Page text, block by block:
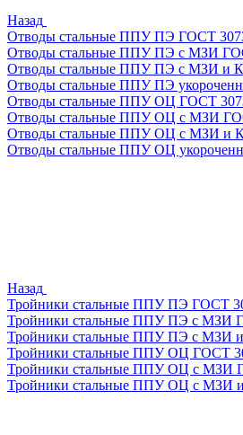
Назад
Отводы стальные ППУ ПЭ ГОСТ
Отводы стальные ППУ ПЭ с МЗИ
Отводы стальные ППУ ПЭ с МЗИ и
Отводы стальные ППУ ПЭ
Отводы стальные ППУ ОЦ ГОСТ
Отводы стальные ППУ ОЦ с МЗИ
Отводы стальные ППУ ОЦ с МЗИ и
Отводы стальные ППУ ОЦ
Назад
Тройники стальные ППУ ПЭ ГОСТ
Тройники стальные ППУ ПЭ с МЗИ
Тройники стальные ППУ ПЭ с МЗИ
Тройники стальные ППУ ОЦ ГОСТ
Тройники стальные ППУ ОЦ с МЗИ
Тройники стальные ППУ ОЦ с МЗИ